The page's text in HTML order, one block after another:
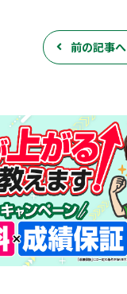
前の記事へ